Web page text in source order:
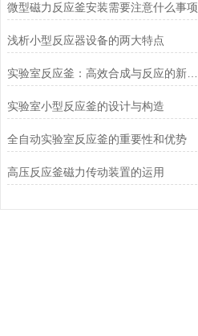
微型磁力反应釜安装需要注意什么事项
浅析小型反应器设备的两大特点
实验室反应釜：高效合成与反应的新仪器
实验室小型反应釜的设计与构造
全自动实验室反应釜的重要性和优势
高压反应釜磁力传动装置的运用